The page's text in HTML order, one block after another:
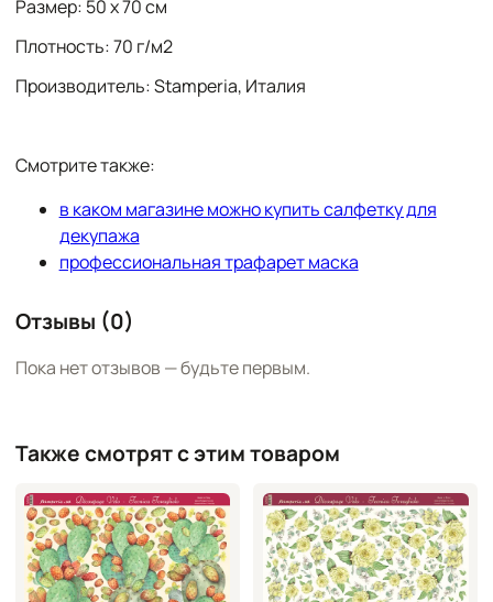
Размер: 50 х 70 см
Плотность: 70 г/м2
Производитель: Stamperia, Италия
Смотрите также:
в каком магазине можно купить салфетку для
декупажа
профессиональная трафарет маска
Отзывы (0)
Пока нет отзывов — будьте первым.
Также смотрят с этим товаром